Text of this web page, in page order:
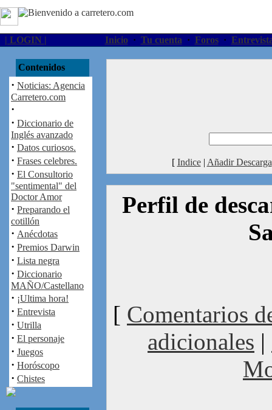
| LOGIN | Inicio· Tu cuenta · Foros·
Contenidos
· Noticias: Agencia
Carretero.com
·
· Diccionario de
Inglés avanzado
· Datos curiosos.
· Frases celebres.
· El Consultorio
"sentimental" del
Doctor Amor
· Preparando el
cotillón
· Anécdotas
· Premios Darwin
· Lista negra
· Diccionario
MAÑO/Castellano
· ¡Ultima hora!
· Entrevista
· Utrilla
· El personaje
· Juegos
· Horóscopo
· Chistes
[ Indice| Añadir Descarga
Perfil de
[ Comentarios
adicionales |